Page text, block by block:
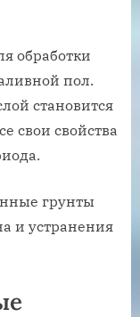
обработки
пол.
становится
свои свойства
грунты
и устранения